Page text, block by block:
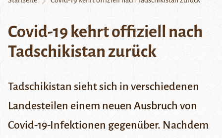
Covid-19 kehrt offiziell nach
Tadschikistan zurück
Tadschikistan sieht sich in verschiedenen
Landesteilen einem neuen Ausbruch von
Covid-19-Infektionen gegenüber. Nachdem